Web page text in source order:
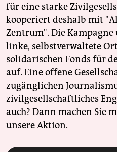
für eine starke
kooperiert deshalb mit
Zentrum". Die
linke, selbstverwaltete
solidarischen Fonds für
auf. Eine offene
zugänglichen
zivilgesellschaftliches
auch? Dann machen Sie
unsere Aktion.